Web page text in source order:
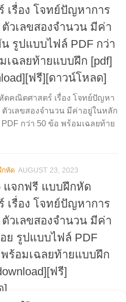
เรื่อง โจทย์ปัญหาการ
วเลขสองจำนวน มีค่า
รูปแบบไฟล์ PDF กว่า
เฉลยท้ายแบบฝึก [pdf]
ฟรี][ดาวน์โหลด]
ดคณิตศาสตร์ เรื่อง โจทย์ปัญหา
ตัวเลขสองจำนวน มีค่าอยู่ในหลัก
กว่า 50 ข้อ พร้อมเฉลยท้าย
หัด AUGUST 23, 2023
แจกฟรี แบบฝึกหัด
เรื่อง โจทย์ปัญหาการ
วเลขสองจำนวน มีค่า
ย รูปแบบไฟล์ PDF
ร้อมเฉลยท้ายแบบฝึก
ฟรี]
]